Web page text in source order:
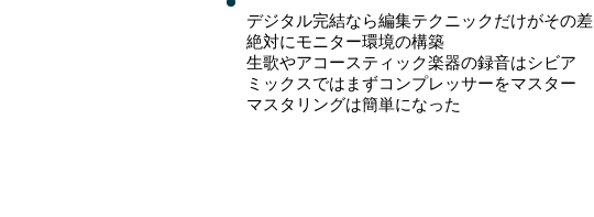
デジタル完結なら編集テクニックだけがその差
絶対にモニター環境の構築
生歌やアコースティック楽器の録音はシビア
ミックスではまずコンプレッサーをマスター
マスタリングは簡単になった